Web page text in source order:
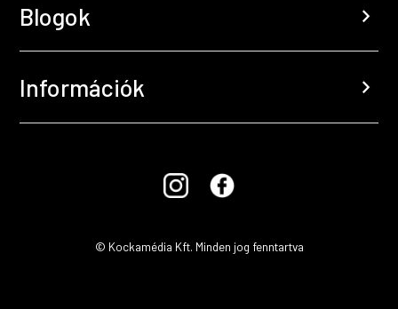
Blogok chevron_right
Információk chevron_right
© Kockamédia Kft. Minden jog fenntartva